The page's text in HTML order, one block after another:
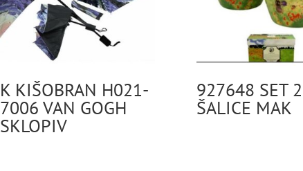
K KIŠOBRAN H021-
7006 VAN GOGH
SKLOPIV
927648 SET 2
ŠALICE MAK